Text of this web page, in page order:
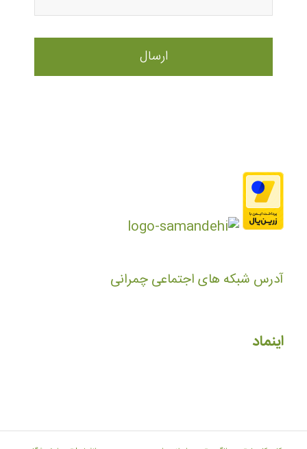
آدرس شبکه های اجتماعی چمرانی
اینماد